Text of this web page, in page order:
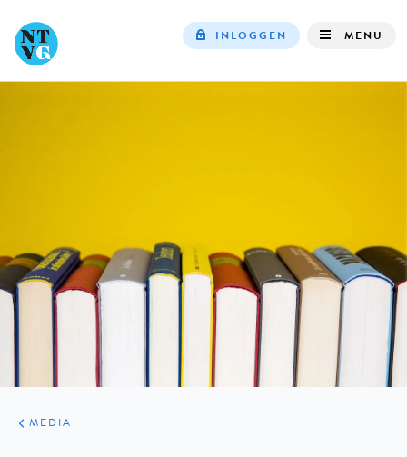
INLOGGEN MENU
ARTIKELEN
VARIA
MEDIA